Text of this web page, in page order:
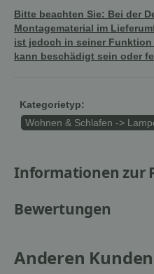
Bitte beachten Sie: Bei der
Montagematerial im
ist jedoch in seiner Funktion
kann beschädigt sein oder
Kategorietyp:
Wohnen & Schlafen ->
Informationen zur
Bewertungen
Anderen